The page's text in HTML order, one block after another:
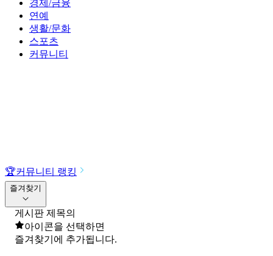
경제/금융
연예
생활/문화
스포츠
커뮤니티
🏆커뮤니티 랭킹
즐겨찾기
게시판 제목의
아이콘을 선택하면
즐겨찾기에 추가됩니다.